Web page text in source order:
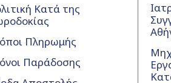
Κατά της
Πληρωμής
Παράδοσης